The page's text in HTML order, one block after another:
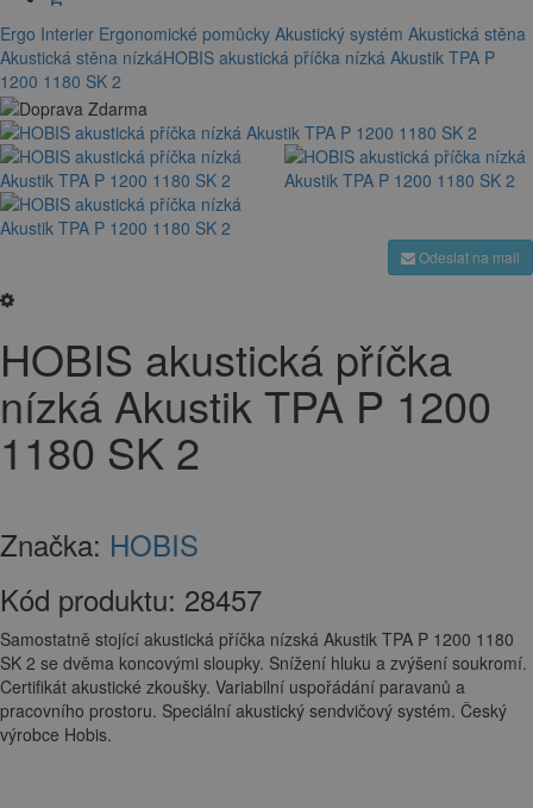
Ergo Interier Ergonomické pomůcky Akustický systém Akustická stěna
Akustická stěna nízkáHOBIS akustická příčka nízká Akustik TPA P
1200 1180 SK 2
Odeslat na mail
HOBIS akustická příčka
nízká Akustik TPA P 1200
1180 SK 2
Značka: HOBIS
Kód produktu: 28457
Samostatně stojící akustická příčka nízská Akustik TPA P 1200 1180
SK 2 se dvěma koncovými sloupky. Snížení hluku a zvýšení soukromí.
Certifikát akustické zkoušky. Variabilní uspořádání paravanů a
pracovního prostoru. Speciální akustický sendvičový systém. Český
výrobce Hobis.